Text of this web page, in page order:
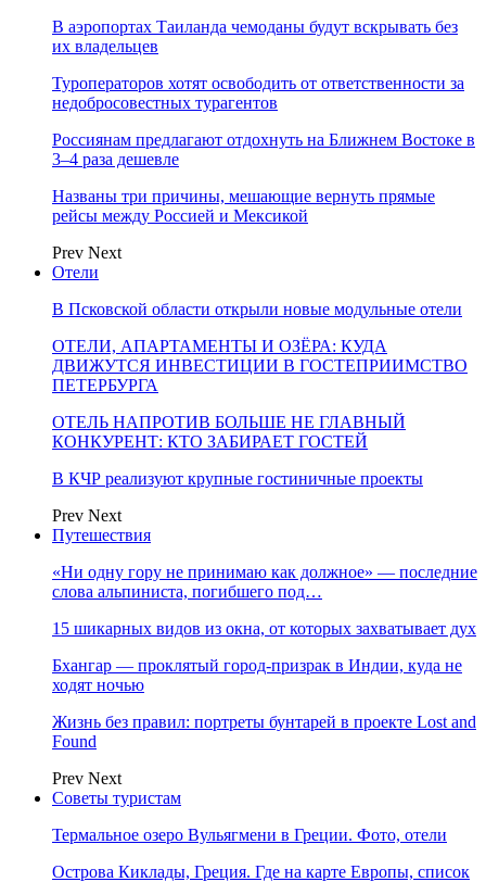
В аэропортах Таиланда чемоданы будут вскрывать без
их владельцев
Туроператоров хотят освободить от ответственности за
недобросовестных турагентов
Россиянам предлагают отдохнуть на Ближнем Востоке в
3–4 раза дешевле
Названы три причины, мешающие вернуть прямые
рейсы между Россией и Мексикой
Prev Next
Отели
В Псковской области открыли новые модульные отели
ОТЕЛИ, АПАРТАМЕНТЫ И ОЗЁРА: КУДА
ДВИЖУТСЯ ИНВЕСТИЦИИ В ГОСТЕПРИИМСТВО
ПЕТЕРБУРГА
ОТЕЛЬ НАПРОТИВ БОЛЬШЕ НЕ ГЛАВНЫЙ
КОНКУРЕНТ: КТО ЗАБИРАЕТ ГОСТЕЙ
В КЧР реализуют крупные гостиничные проекты
Prev Next
Путешествия
«Ни одну гору не принимаю как должное» — последние
слова альпиниста, погибшего под…
15 шикарных видов из окна, от которых захватывает дух
Бхангар — проклятый город-призрак в Индии, куда не
ходят ночью
Жизнь без правил: портреты бунтарей в проекте Lost and
Found
Prev Next
Советы туристам
Термальное озеро Вульягмени в Греции. Фото, отели
Острова Киклады, Греция. Где на карте Европы, список